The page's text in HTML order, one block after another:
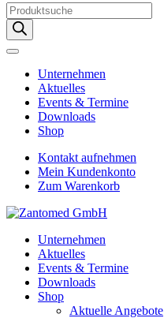
Products
search
Unternehmen
Aktuelles
Events & Termine
Downloads
Shop
Kontakt aufnehmen
Mein Kundenkonto
Zum Warenkorb
Unternehmen
Aktuelles
Events & Termine
Downloads
Shop
Aktuelle Angebote